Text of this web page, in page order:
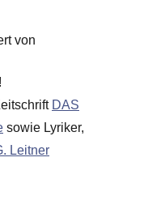
von
!
DAS
sowie Lyriker,
Leitner